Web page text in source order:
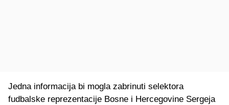
Jedna informacija bi mogla zabrinuti selektora
fudbalske reprezentacije Bosne i Hercegovine Sergeja